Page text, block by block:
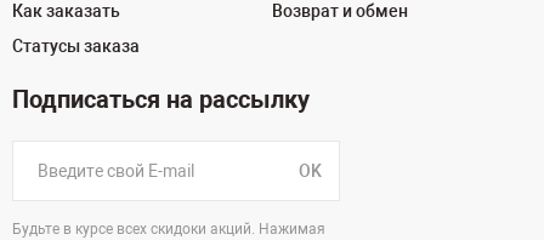
Как заказать
Статусы заказа
Возврат и обмен
Подписаться на рассылку
OK
Будьте в курсе всех скидоки акций. Нажимая